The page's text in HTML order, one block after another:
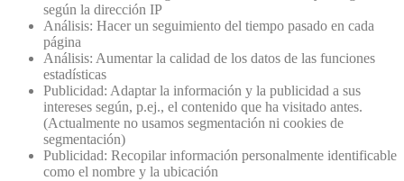
según la dirección IP
Análisis: Hacer un seguimiento del tiempo pasado en cada
página
Análisis: Aumentar la calidad de los datos de las funciones
estadísticas
Publicidad: Adaptar la información y la publicidad a sus
intereses según, p.ej., el contenido que ha visitado antes.
(Actualmente no usamos segmentación ni cookies de
segmentación)
Publicidad: Recopilar información personalmente identificable
como el nombre y la ubicación